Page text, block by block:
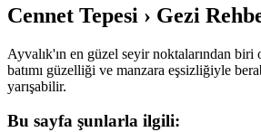
Cennet Tepesi › Gezi
Ayvalık'ın en güzel seyir noktalarından biri
batımı güzelliği ve manzara eşsizliğiyle
yarışabilir.
Bu sayfa şunlarla ilgili: